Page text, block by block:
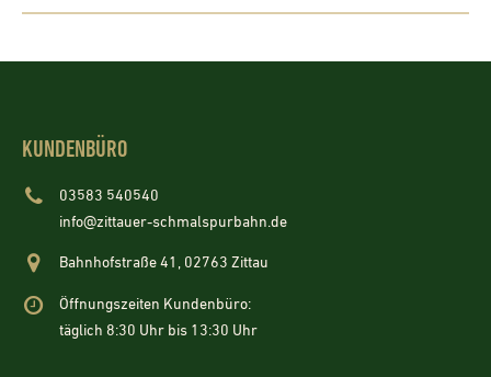
KUNDENBÜRO
03583 540540
info@zittauer-schmalspurbahn.de
Bahnhofstraße 41, 02763 Zittau
Öffnungszeiten Kundenbüro:
täglich 8:30 Uhr bis 13:30 Uhr